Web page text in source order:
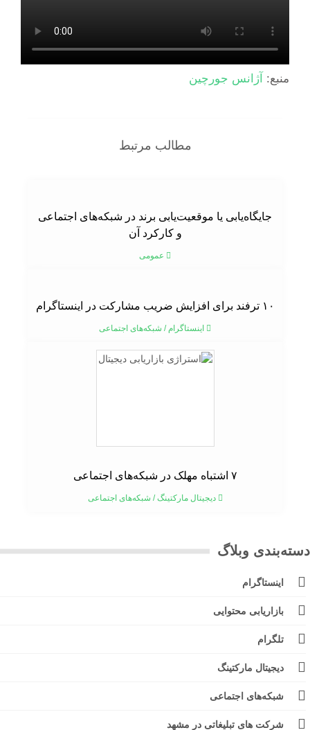
منبع:آژانس جورچین
مطالب مرتبط
جایگاه‌یابی یا موقعیت‌یابی برند در شبکه‌های اجتماعی
و کارکرد آن
عمومی
۱۰ ترفند برای افزایش ضریب مشارکت در اینستاگرام
اینستاگرام/شبکه‌های اجتماعی
دیجیتال مارکتینگ/شبکه‌های اجتماعی
وبلاگ
اینستاگرام
بازاریابی محتوایی
تلگرام
دیجیتال مارکتینگ
شبکه‌های اجتماعی
شرکت های تبلیغاتی در مشهد